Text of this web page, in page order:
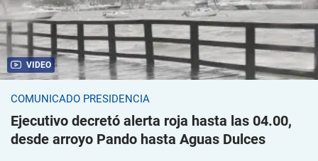
VIDEO
COMUNICADO PRESIDENCIA
Ejecutivo decretó alerta roja hasta las 04.00,
desde arroyo Pando hasta Aguas Dulces